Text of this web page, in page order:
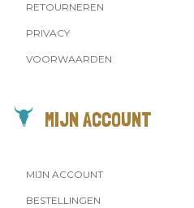
RETOURNEREN
PRIVACY
VOORWAARDEN
MIJN ACCOUNT
MIJN ACCOUNT
BESTELLINGEN